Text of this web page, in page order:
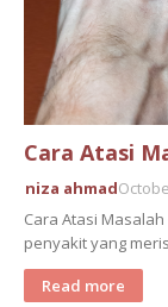
Cara Atasi
niza ahmad
Cara Atasi
penyakit yang
Read more